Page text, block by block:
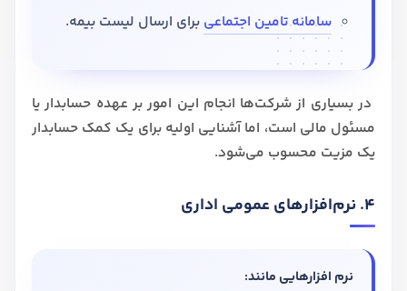
سامانه تامین اجتماعی برای ارسال لیست بیمه.
در بسیاری از شرکت‌ها انجام این امور بر عهده حسابدار یا
مسئول مالی است، اما آشنایی اولیه برای یک کمک حسابدار
یک مزیت محسوب می‌شود.
4. نرم‌افزارهای عمومی اداری
نرم افزارهایی مانند: